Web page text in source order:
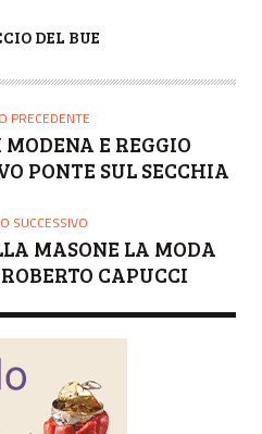
DEL BUE
PRECEDENTE
E REGGIO
PONTE SUL SECCHIA
SUCCESSIVO
MASONE LA MODA
CAPUCCI